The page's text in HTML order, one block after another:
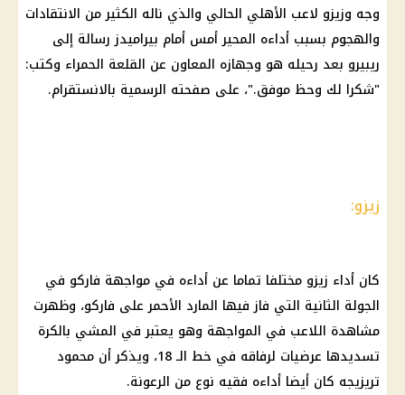
وجه وزيزو لاعب الأهلي الحالي والذي ناله الكثير من الانتقادات
والهجوم بسبب أداءه المحير أمس أمام بيراميدز رسالة إلى
ريبيرو بعد رحيله هو وجهازه المعاون عن القلعة الحمراء وكتب:
"شكرا لك وحظ موفق."، على صفحته الرسمية بالانستقرام.
زيزو:
كان أداء زيزو مختلفا تماما عن أداءه في مواجهة فاركو في
الجولة الثانية التي فاز فيها المارد الأحمر على فاركو، وظهرت
مشاهدة اللاعب في المواجهة وهو يعتبر في المشي بالكرة
تسديدها عرضيات لرفاقه في خط الـ 18، ويذكر أن محمود
تريزيجه كان أيضا أداءه فقيه نوع من الرعونة.